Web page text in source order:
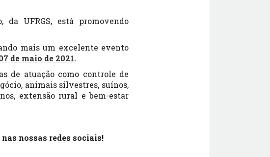
UFRGS, está promovendo
mais um excelente evento
de maio de 2021.
de atuação como controle de
animais silvestres, suínos,
extensão rural e bem-estar
nossas redes sociais!